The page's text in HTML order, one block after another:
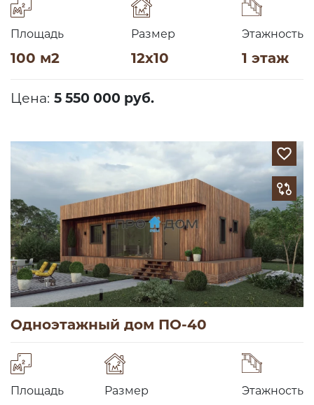
Площадь
100 м2
Размер
12х10
Этажность
1 этаж
Цена: 5 550 000 руб.
Одноэтажный дом ПО-40
Площадь Размер Этажность